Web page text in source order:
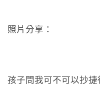
照片分享：
孩子問我可不可以抄